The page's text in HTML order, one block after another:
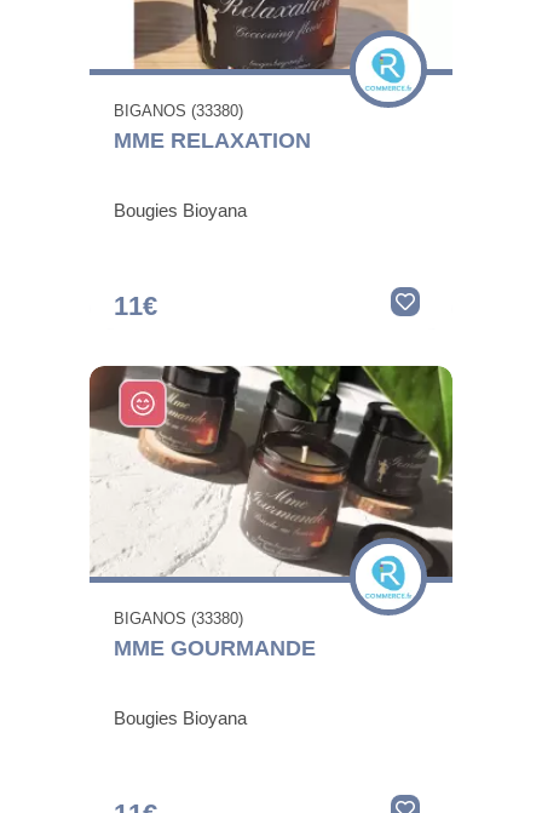
BIGANOS (33380)
MME RELAXATION
Bougies Bioyana
11€
BIGANOS (33380)
MME GOURMANDE
Bougies Bioyana